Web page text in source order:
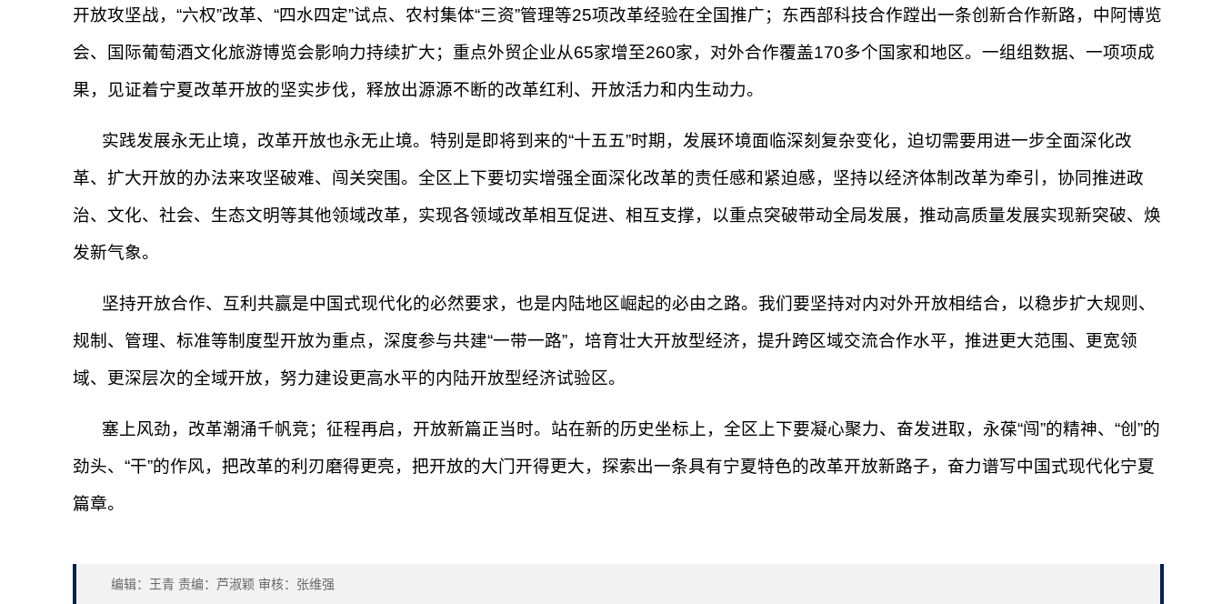
开放攻坚战，“六权”改革、“四水四定”试点、农村集体“三资”管理等25项改革经验在全国推广；东西部科技合作蹚出一条创新合作新路，中阿博览
会、国际葡萄酒文化旅游博览会影响力持续扩大；重点外贸企业从65家增至260家，对外合作覆盖170多个国家和地区。一组组数据、一项项成
果，见证着宁夏改革开放的坚实步伐，释放出源源不断的改革红利、开放活力和内生动力。
实践发展永无止境，改革开放也永无止境。特别是即将到来的“十五五”时期，发展环境面临深刻复杂变化，迫切需要用进一步全面深化改
革、扩大开放的办法来攻坚破难、闯关突围。全区上下要切实增强全面深化改革的责任感和紧迫感，坚持以经济体制改革为牵引，协同推进政
治、文化、社会、生态文明等其他领域改革，实现各领域改革相互促进、相互支撑，以重点突破带动全局发展，推动高质量发展实现新突破、焕
发新气象。
坚持开放合作、互利共赢是中国式现代化的必然要求，也是内陆地区崛起的必由之路。我们要坚持对内对外开放相结合，以稳步扩大规则、
规制、管理、标准等制度型开放为重点，深度参与共建“一带一路”，培育壮大开放型经济，提升跨区域交流合作水平，推进更大范围、更宽领
域、更深层次的全域开放，努力建设更高水平的内陆开放型经济试验区。
塞上风劲，改革潮涌千帆竞；征程再启，开放新篇正当时。站在新的历史坐标上，全区上下要凝心聚力、奋发进取，永葆“闯”的精神、“创”的
劲头、“干”的作风，把改革的利刃磨得更亮，把开放的大门开得更大，探索出一条具有宁夏特色的改革开放新路子，奋力谱写中国式现代化宁夏
篇章。
编辑：王青 责编：芦淑颖 审核：张维强